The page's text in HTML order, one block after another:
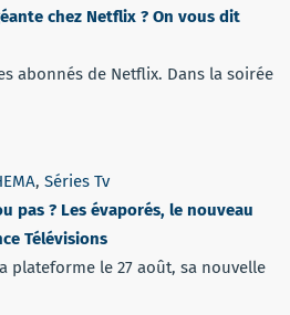
chez Netflix ? On vous dit
abonnés de Netflix. Dans la soirée
, Séries Tv
pas ? Les évaporés, le nouveau
Télévisions
plateforme le 27 août, sa nouvelle